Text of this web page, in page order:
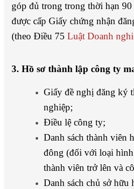
góp đủ trong trong thời hạn
được cấp Giấy chứng nhận
(theo Điều 75 Luật Doanh
3. Hồ sơ thành lập công ty
Giấy đề nghị đăng ký
nghiệp;
Điều lệ công ty;
Danh sách thành viên
đông (đối với loại
thành viên trở lên và
Danh sách chủ sở hữu